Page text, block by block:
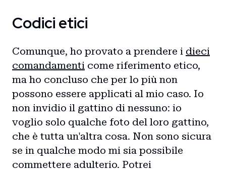
Codici etici
Comunque, ho provato a prendere i dieci
comandamenti come riferimento etico,
ma ho concluso che per lo più non
possono essere applicati al mio caso. Io
non invidio il gattino di nessuno: io
voglio solo qualche foto del loro gattino,
che è tutta un'altra cosa. Non sono sicura
se in qualche modo mi sia possibile
commettere adulterio. Potrei